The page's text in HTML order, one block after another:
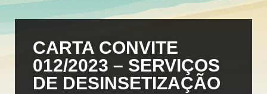
CARTA CONVITE
012/2023 – SERVIÇOS
DE DESINSETIZAÇÃO